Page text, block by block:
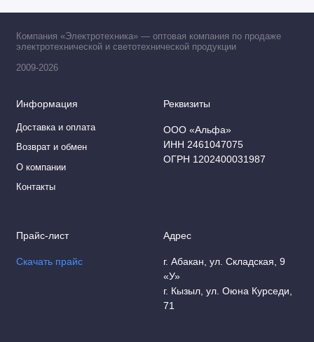
Фибровые круги
Шкурки абразивные
Шлифовальные бруски
Компания «Электротехника» — оптовая компания по продаже
электротехнической и светотехнической продукции
2009-2026
Информация
Доставка и оплата
Возврат и обмен
О компании
Контакты
Реквизиты
ООО «Альфа»
ИНН 2461047075
ОГРН 1202400031987
Прайс-лист
Скачать прайс
Адрес
г. Абакан, ул. Складская, 9
«У»
г. Кызыл, ул. Оюна Курседи,
71